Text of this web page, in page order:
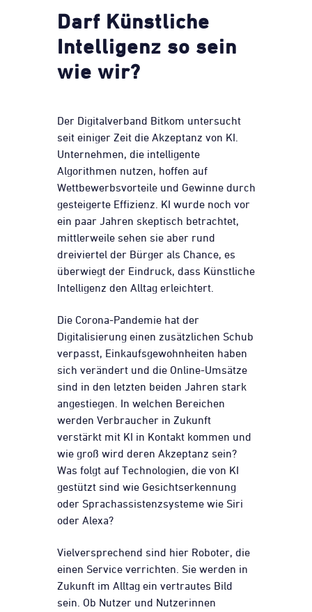
Darf Künstliche
Intelligenz so sein
wie wir?
Der Digitalverband Bitkom untersucht
seit einiger Zeit die Akzeptanz von KI.
Unternehmen, die intelligente
Algorithmen nutzen, hoffen auf
Wettbewerbsvorteile und Gewinne durch
gesteigerte Effizienz. KI wurde noch vor
ein paar Jahren skeptisch betrachtet,
mittlerweile sehen sie aber rund
dreiviertel der Bürger als Chance, es
überwiegt der Eindruck, dass Künstliche
Intelligenz den Alltag erleichtert.
Die Corona-Pandemie hat der
Digitalisierung einen zusätzlichen Schub
verpasst, Einkaufsgewohnheiten haben
sich verändert und die Online-Umsätze
sind in den letzten beiden Jahren stark
angestiegen. In welchen Bereichen
werden Verbraucher in Zukunft
verstärkt mit KI in Kontakt kommen und
wie groß wird deren Akzeptanz sein?
Was folgt auf Technologien, die von KI
gestützt sind wie Gesichtserkennung
oder Sprachassistenzsysteme wie Siri
oder Alexa?
Vielversprechend sind hier Roboter, die
einen Service verrichten. Sie werden in
Zukunft im Alltag ein vertrautes Bild
sein. Ob Nutzer und Nutzerinnen